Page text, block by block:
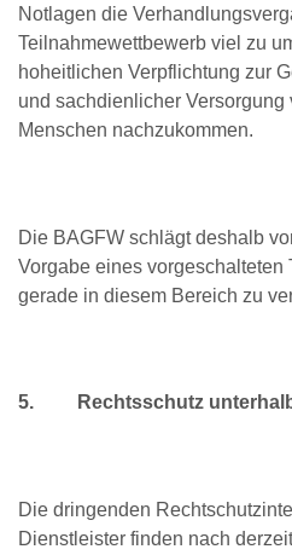
Notlagen die
Teilnahmewettbewerb viel zu
hoheitlichen Verpflichtung zur
und sachdienlicher Versorgung
Menschen nachzukommen.
Die BAGFW schlägt deshalb
Vorgabe eines vorgeschalteten
gerade in diesem Bereich zu
5. Rechtsschutz
Die dringenden
Dienstleister finden nach